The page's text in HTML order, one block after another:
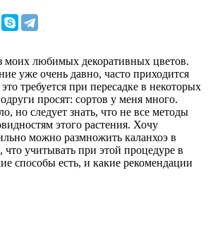
любимых декоративных цветов.
уже очень давно, часто приходится
требуется при пересадке в некоторых
просят: сортов у меня много.
но следует знать, что не все методы
этого растения. Хочу
можно размножить каланхоэ в
учитывать при этой процедуре в
способы есть, и какие рекомендации